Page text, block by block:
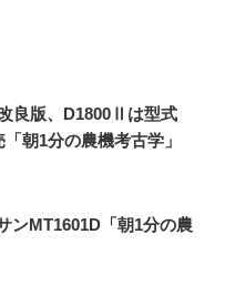
良版、D1800Ⅱは型式
朝1分の農機考古学」
ンMT1601D「朝1分の農